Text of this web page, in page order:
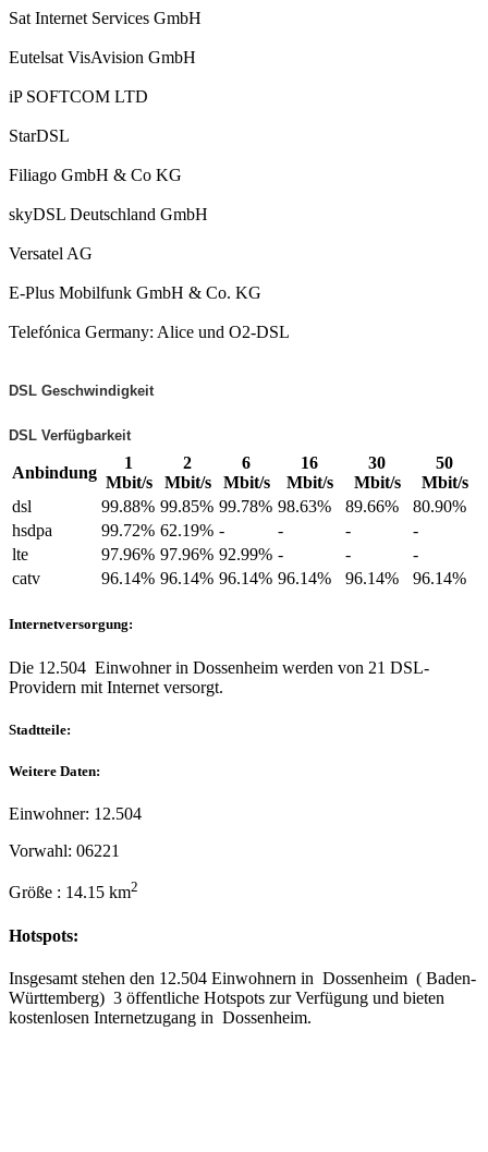
Sat Internet Services GmbH
Eutelsat VisAvision GmbH
iP SOFTCOM LTD
StarDSL
Filiago GmbH & Co KG
skyDSL Deutschland GmbH
Versatel AG
E-Plus Mobilfunk GmbH & Co. KG
Telefónica Germany: Alice und O2-DSL
DSL Geschwindigkeit
DSL Verfügbarkeit
Anbindung
1
Mbit/s
2
Mbit/s
6
Mbit/s
16
Mbit/s
30
Mbit/s
50
Mbit/s
dsl
99.88% 99.85% 99.78% 98.63% 89.66%
80.90%
hsdpa
99.72% 62.19% - - -
-
lte
97.96% 97.96% 92.99% - -
-
catv
96.14% 96.14% 96.14% 96.14% 96.14% 96.14%
Internetversorgung:
Die 12.504 Einwohner in Dossenheim werden von 21 DSL-
Providern mit Internet versorgt.
Stadtteile:
Weitere Daten:
Einwohner: 12.504
Vorwahl: 06221
Größe : 14.15 km2
Hotspots:
Insgesamt stehen den 12.504 Einwohnern in Dossenheim ( Baden-
Württemberg) 3 öffentliche Hotspots zur Verfügung und bieten
kostenlosen Internetzugang in Dossenheim.